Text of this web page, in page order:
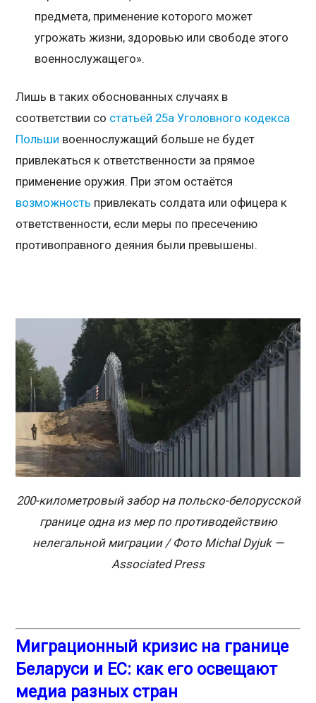
предмета, применение которого может
угрожать жизни, здоровью или свободе этого
военнослужащего».
Лишь в таких обоснованных случаях в
соответствии со статьёй 25а Уголовного кодекса
Польши военнослужащий больше не будет
привлекаться к ответственности за прямое
применение оружия. При этом остаётся
возможность привлекать солдата или офицера к
ответственности, если меры по пресечению
противоправного деяния были превышены.
200-километровый забор на польско-белорусской
границе одна из мер по противодействию
нелегальной миграции / Фото Michal Dyjuk —
Associated Press
Миграционный кризис на границе
Беларуси и ЕС: как его освещают
медиа разных стран